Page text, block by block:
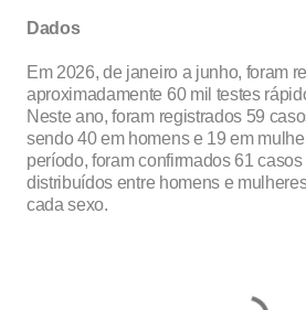
Dados
Em 2026, de janeiro a junho, foram
aproximadamente 60 mil testes
Neste ano, foram registrados 59
sendo 40 em homens e 19 em
período, foram confirmados 61 casos
distribuídos entre homens e
cada sexo.